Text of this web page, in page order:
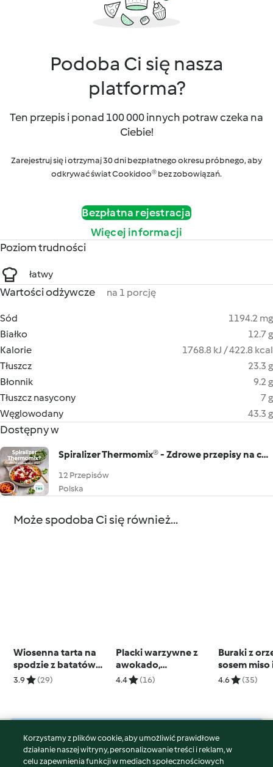
Podoba Ci się nasza
platforma?
Ten przepis i ponad 100 000 innych potraw czeka na
Ciebie!
Zarejestruj się i otrzymaj 30 dni bezpłatnego okresu próbnego, aby
odkrywać świat Cookidoo® bez zobowiązań.
Bezpłatna rejestracja
Więcej informacji
Poziom trudności
łatwy
Wartości odżywcze na 1 porcję
Sód
1194.2 mg
Białko
12.7 g
Kalorie
1768.8 kJ / 422.8 kcal
Tłuszcz
23.3 g
Błonnik
9.2 g
Tłuszcz nasycony
7 g
Węglowodany
43.3 g
Dostępny w
Spiralizer Thermomix® - Zdrowe przepisy na co dzień (TM5)
12 Przepisów
Polska
Może spodoba Ci się również...
Wiosenna tarta na
spodzie z batatów
(TM7, TM6, TM5)
3.9 (29)
Placki warzywne z
awokado,
tuńczykiem i jajkami
4.4 (16)
Buraki z
sosem miso
ziół
4.6 (35)
© Copyright 2026
Warunki korzystania
Korzystamy z plików cookie, aby umożliwić prawidłowe
działanie naszej witryny, personalizowanie treści i reklam, w
celu zapewnienia funkcji w mediach społecznościowych